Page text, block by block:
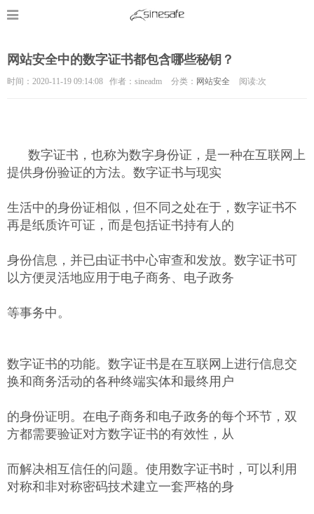
网站安全中的数字证书都包含哪些秘钥？
时间：2020-11-19 09:14:08 作者：sineadm 分类： 网站安全 阅读:次
数字证书，也称为数字身份证，是一种在互联网上
提供身份验证的方法。数字证书与现实
生活中的身份证相似，但不同之处在于，数字证书不
再是纸质许可证，而是包括证书持有人的
身份信息，并已由证书中心审查和发放。数字证书可
以方便灵活地应用于电子商务、电子政务
等事务中。
数字证书的功能。数字证书是在互联网上进行信息交
换和商务活动的各种终端实体和最终用户
的身份证明。在电子商务和电子政务的每个环节，双
方都需要验证对方数字证书的有效性，从
而解决相互信任的问题。使用数字证书时，可以利用
对称和非对称密码技术建立一套严格的身